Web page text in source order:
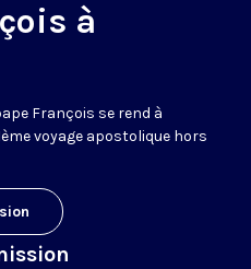
à
François se rend à
voyage apostolique hors